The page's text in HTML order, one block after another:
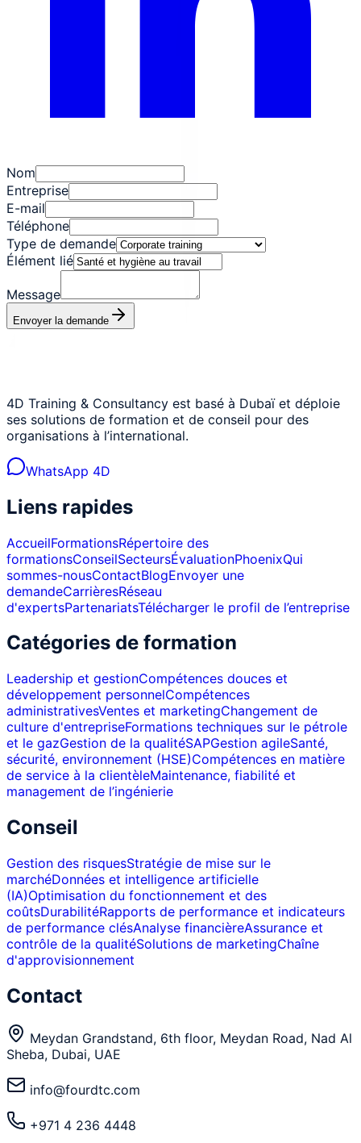
Nom
Entreprise
E-mail
Téléphone
Type de demande
Élément lié
Message
Envoyer la demande
4D Training & Consultancy est basé à Dubaï et déploie
ses solutions de formation et de conseil pour des
organisations à l’international.
WhatsApp 4D
Liens rapides
AccueilFormationsRépertoire des
formationsConseilSecteursÉvaluationPhoenixQui
sommes-nousContactBlogEnvoyer une
demandeCarrièresRéseau
d'expertsPartenariatsTélécharger le profil de l’entreprise
Catégories de formation
Leadership et gestionCompétences douces et
développement personnelCompétences
administrativesVentes et marketingChangement de
culture d'entrepriseFormations techniques sur le pétrole
et le gazGestion de la qualitéSAPGestion agileSanté,
sécurité, environnement (HSE)Compétences en matière
de service à la clientèleMaintenance, fiabilité et
management de l’ingénierie
Conseil
Gestion des risquesStratégie de mise sur le
marchéDonnées et intelligence artificielle
(IA)Optimisation du fonctionnement et des
coûtsDurabilitéRapports de performance et indicateurs
de performance clésAnalyse financièreAssurance et
contrôle de la qualitéSolutions de marketingChaîne
d'approvisionnement
Contact
Meydan Grandstand, 6th floor, Meydan Road, Nad Al
Sheba, Dubai, UAE
info@fourdtc.com
+971 4 236 4448